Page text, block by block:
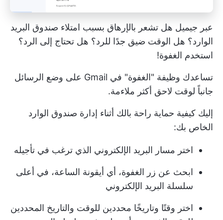
عبر جيميل هل تشعر بالإرهاق بسبب امتلاء صندوق البريد
الوارد؟ هل الوقت ضيق جدًا للرد؟ هل تحتاج إلى الرد؟
استخدم الغفوة!
تساعدك وظيفة "الغفوة" في Gmail على وضع الرسائل
جانباً لوقت لاحق أكثر ملاءمة.
إليك كيفية حماية راحة بالك أثناء إدارة صندوق الوارد
الخاص بك:
اختر مسار البريد الإلكتروني الذي ترغب في تأجيله
ابحث عن زر الغفوة، أي أيقونة الساعة، في أعلى
سلسلة البريد الإلكتروني
اختر وقتًا وتاريخًا محددين للوقت والتاريخ المحددين